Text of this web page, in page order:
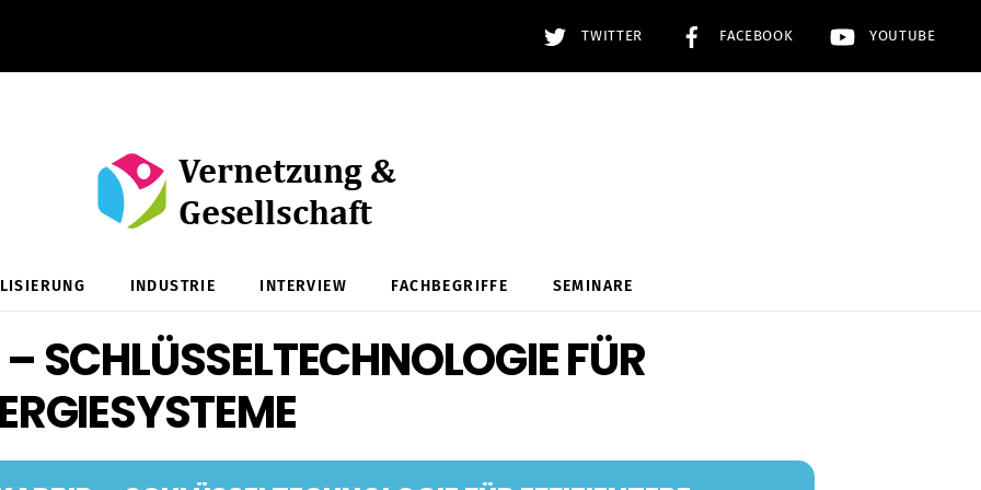
TWITTER FACEBOOK YOUTUBE
INDUSTRIE INTERVIEW FACHBEGRIFFE SEMINARE
SCHLÜSSELTECHNOLOGIE FÜR